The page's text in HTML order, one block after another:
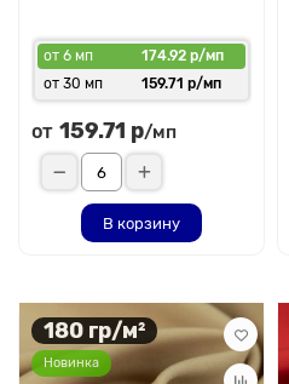
от 6 мп
174.92 р/мп
от 30 мп
159.71 р/мп
от 159.71 р/мп
В корзину
180 гр/м²
Новинка